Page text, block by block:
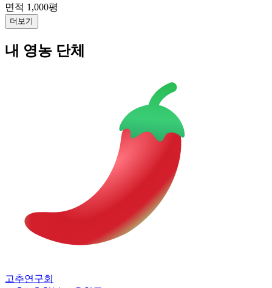
면적 1,000평
더보기
내 영농 단체
고추연구회